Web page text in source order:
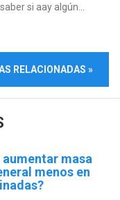
si aay algún...
RELACIONADAS »
masa
menos en